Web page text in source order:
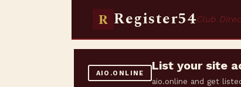
R Register54Club
AIO.ONLINE
List your site
aio.online and get